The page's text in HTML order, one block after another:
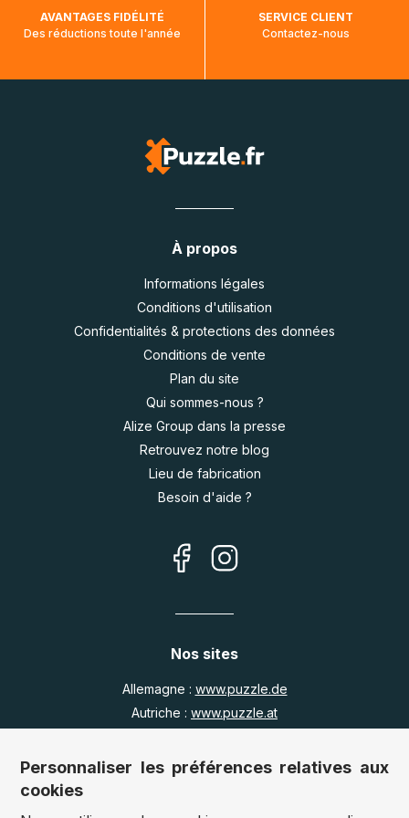
AVANTAGES FIDÉLITÉ
Des réductions toute l'année
SERVICE CLIENT
Contactez-nous
À propos
Informations légales
Conditions d'utilisation
Confidentialités & protections des données
Conditions de vente
Plan du site
Qui sommes-nous ?
Alize Group dans la presse
Retrouvez notre blog
Lieu de fabrication
Besoin d'aide ?
Nos sites
Allemagne : www.puzzle.de
Autriche : www.puzzle.at
Royaume Uni :
www.jigsawpuzzle.co.uk
Personnaliser les préférences relatives aux
cookies